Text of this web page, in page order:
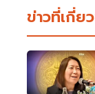
ข่าวที่เกี่ย